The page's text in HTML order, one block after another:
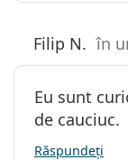
Filip N. în
Eu sunt
de cauciuc.
Răspundeți